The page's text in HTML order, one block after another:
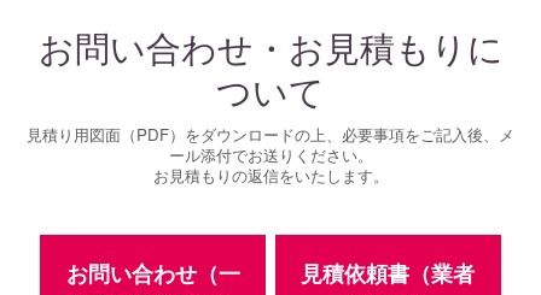
お問い合わせ・お見積もりに
ついて
見積り用図面（PDF）をダウンロードの上、必要事項をご記入後、メ
ール添付でお送りください。
お見積もりの返信をいたします。
お問い合わせ（一
見積依頼書（業者